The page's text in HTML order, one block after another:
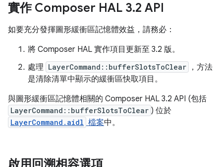
實作 Composer HAL 3.2 API
如要充分發揮圖形緩衝區記憶體效益，請務必：
將 Composer HAL 實作項目更新至 3.2 版。
處理 LayerCommand::bufferSlotsToClear
，方法
是清除清單中顯示的緩衝區快取項目。
與圖形緩衝區記憶體相關的 Composer HAL 3.2 API (包括
LayerCommand::bufferSlotsToClear ) 位於
LayerCommand.aidl 檔案中。
啟用回溯相容選項